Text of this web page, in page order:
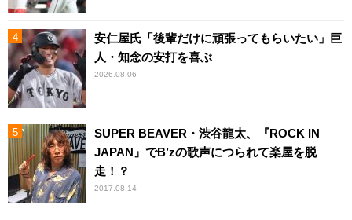
安仁屋氏「後輩だけに頑張ってもらいたい」巨
人・知念の安打を喜ぶ
2026.08.06
SUPER BEAVER・渋谷龍太、『ROCK IN
JAPAN』でB’zの歌声につられて楽屋を脱
走！？
2017.08.14